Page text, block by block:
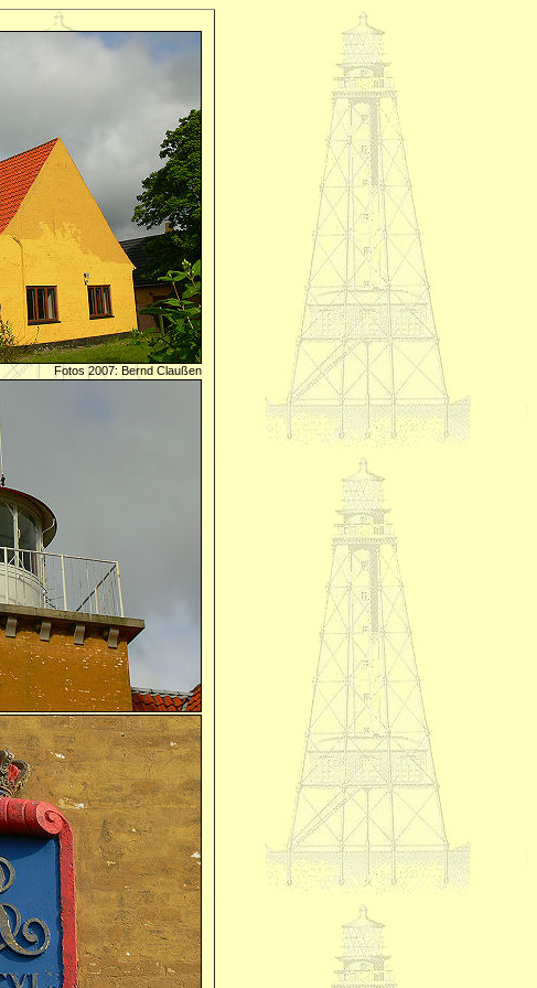
Fotos 2007: Bernd Claußen